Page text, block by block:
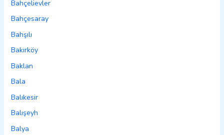
Bahçelievler
Bahçesaray
Bahşılı
Bakırköy
Baklan
Bala
Balıkesir
Balışeyh
Balya